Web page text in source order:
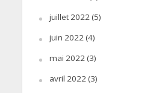
juillet 2022(5)
juin 2022(4)
mai 2022(3)
avril 2022(3)